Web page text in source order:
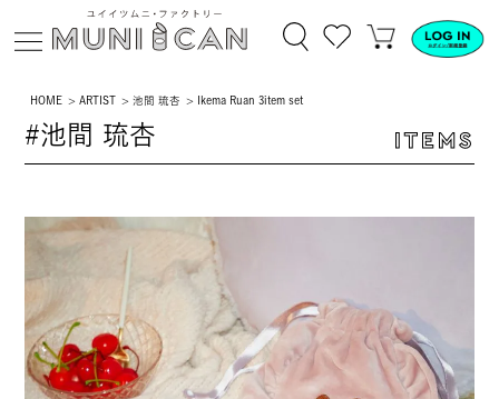
HOME ARTIST 池間 琉杏 Ikema Ruan 3item set
#池間 琉杏 ITEMS